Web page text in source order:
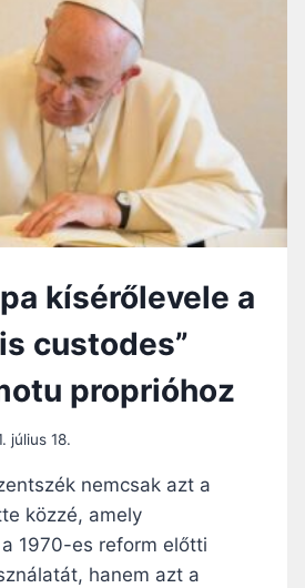
kísérőlevele a
custodes”
proprióhoz
július 18.
nemcsak azt a
közzé, amely
1970-es reform előtti
hanem azt a